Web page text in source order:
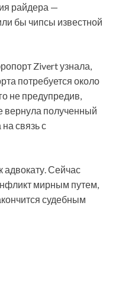
райдера —
бы чипсы известной
Zivert узнала,
потребуется около
не предупредив,
вернула полученный
связь с
Сейчас
мирным путем,
судебным